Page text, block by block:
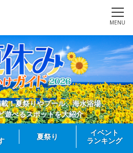
MENU
！夏祭りやプール、海水浴場、
遊べるスポットを大紹介
夏祭り
イベント
ランキング